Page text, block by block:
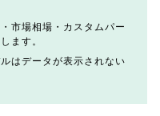
市場相場・カスタムパー
ます。
はデータが表示されない